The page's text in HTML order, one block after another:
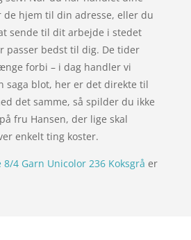
de hjem til din adresse, eller du
sende til dit arbejde i stedet
passer bedst til dig. De tider
forbi – i dag handler vi
saga blot, her er det direkte til
det samme, så spilder du ikke
fru Hansen, der lige skal
enkelt ting koster.
4 Garn Unicolor 236 Koksgrå er